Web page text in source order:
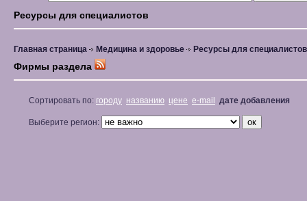
Ресурсы для специалистов
Главная страница Медицина и здоровье Ресурсы для специалистов
Фирмы раздела
Сортировать по: городу названию цене e-mail дате добавления
Выберите регион: